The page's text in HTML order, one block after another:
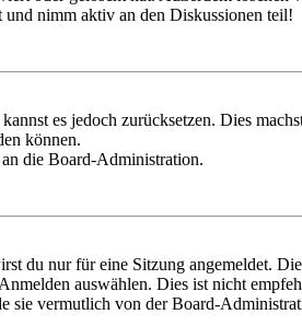
und nimm aktiv an den Diskussionen teil!
es jedoch zurücksetzen. Dies
können.
die Board-Administration.
du nur für eine Sitzung angemeldet.
auswählen. Dies ist nicht
sie vermutlich von der Board-